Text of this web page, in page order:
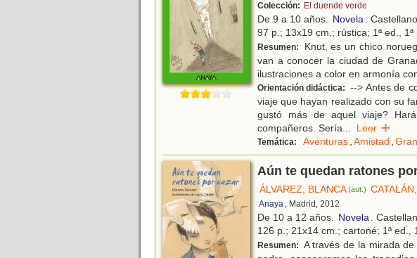
Colección: El duende verde
De 9 a 10 años. Novela.
97 p.; 13x19 cm.; rústica; 1ª ed.,
Resumen:
Knut, es un chico
van a conocer la ciudad de
ilustraciones a color en armonía
Orientación didáctica: --> Antes de
viaje que hayan realizado con su
gustó más de aquel viaje?
compañeros. Sería... Leer
Temática: Aventuras,Amistad ,
Aún te quedan ratones
ÁLVAREZ, BLANCA(aut.)
Anaya , Madrid, 2012
De 10 a 12 años. Novela.
126 p.; 21x14 cm.; cartoné; 1ª ed.,
Resumen: A través de la mirada